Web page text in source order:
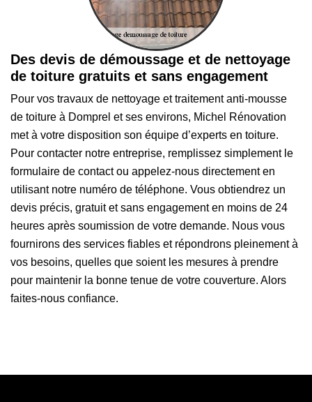
Des devis de démoussage et de nettoyage
de toiture gratuits et sans engagement
Pour vos travaux de nettoyage et traitement anti-mousse
de toiture à Domprel et ses environs, Michel Rénovation
met à votre disposition son équipe d’experts en toiture.
Pour contacter notre entreprise, remplissez simplement le
formulaire de contact ou appelez-nous directement en
utilisant notre numéro de téléphone. Vous obtiendrez un
devis précis, gratuit et sans engagement en moins de 24
heures après soumission de votre demande. Nous vous
fournirons des services fiables et répondrons pleinement à
vos besoins, quelles que soient les mesures à prendre
pour maintenir la bonne tenue de votre couverture. Alors
faites-nous confiance.